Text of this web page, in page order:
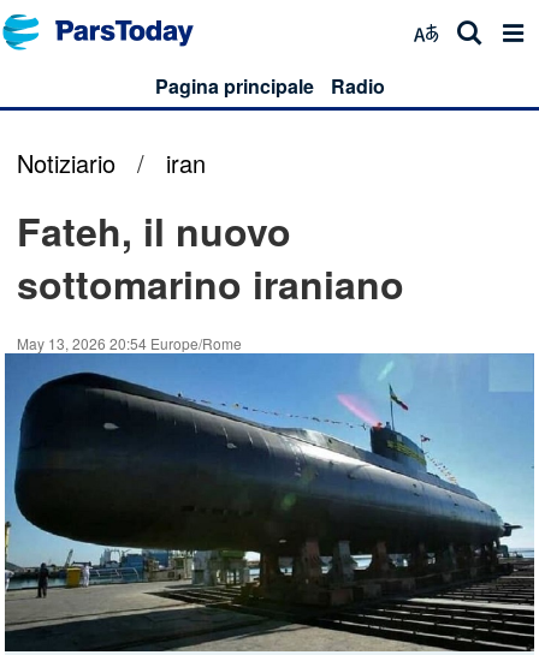
Pagina principale Radio
Notiziario / iran
Fateh, il nuovo
sottomarino iraniano
May 13, 2026 20:54 Europe/Rome